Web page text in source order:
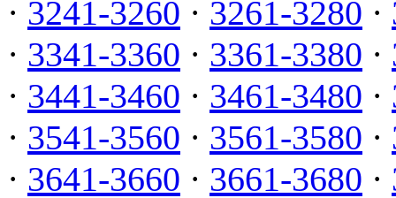
· 3241-3260 · 3261-3280 ·
· 3341-3360 · 3361-3380 ·
· 3441-3460 · 3461-3480 ·
· 3541-3560 · 3561-3580 ·
· 3641-3660 · 3661-3680 ·